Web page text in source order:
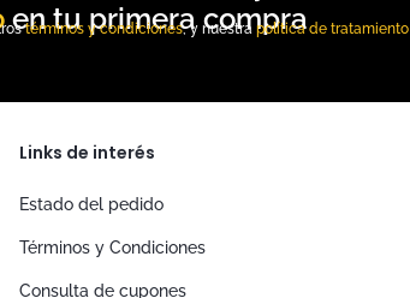
términos y condiciones, y nuestra política de tratamiento
Links de interés
Estado del pedido
Términos y Condiciones
Consulta de cupones